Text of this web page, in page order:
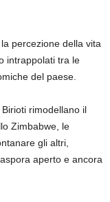
percezione della vita
intrappolati tra le
del paese.
rimodellano il
Zimbabwe, le
gli altri,
aperto e ancora